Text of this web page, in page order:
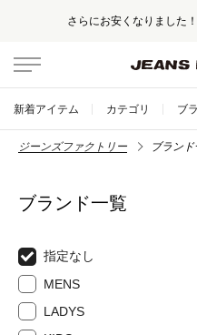
さらにお安くなりました
新着アイテム カテゴリ ブ
ジーンズファクトリー ブラン
ブランド一覧
指定なし
MENS
LADYS